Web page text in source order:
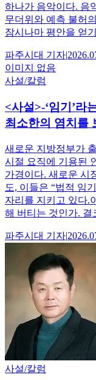
하나가 음악이다. 음
무더위와 예측 불허
잠시나마 평안을 얻
파주시대 기자|
이미지 없음
사설/칼럼
<사설>-‘임기’라
최소한의 염치를
새로운 지방정부가
시절 요직에 기용된
가경이다. 새로운 시
도, 이들은 “법적 임
자리를 지키고 있다.
해 버티는 것인가. 결
파주시대 기자|
사설/칼럼